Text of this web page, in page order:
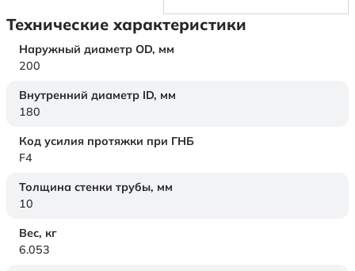
Технические характеристики
Наружный диаметр OD, мм
200
Внутренний диаметр ID, мм
180
Код усилия протяжки при ГНБ
F4
Толщина стенки трубы, мм
10
Вес, кг
6.053